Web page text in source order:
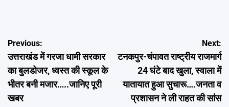
Post
navigation
Previous:
उत्तराखंड में गरजा धामी सरकार
का बुलडोजर, ध्वस्त की स्कूल के
भीतर बनी मजार…..जानिए पूरी
खबर
Next:
टनकपुर-चंपावत राष्ट्रीय राजमार्ग
24 घंटे बाद खुला, स्वाला में
यातायात हुआ सुचारू….जनता व
प्रशासन ने ली राहत की सांस